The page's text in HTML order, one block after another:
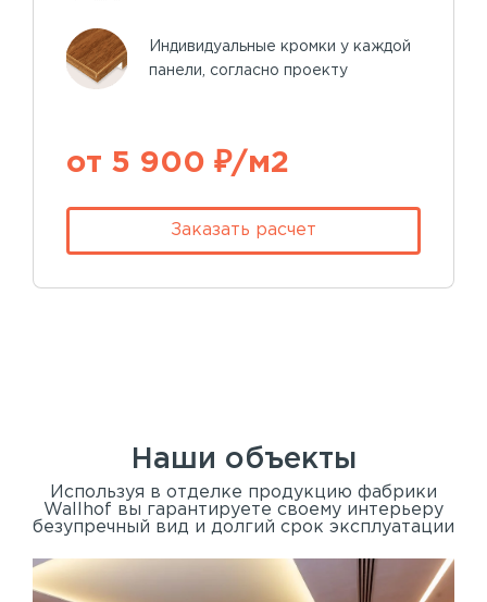
Индивидуальные кромки у каждой
панели, согласно проекту
от 5 900 ₽/м2
Заказать расчет
Наши объекты
Используя в отделке продукцию фабрики
Wallhof вы гарантируете своему интерьеру
безупречный вид и долгий срок эксплуатации